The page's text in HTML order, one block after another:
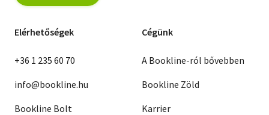
Elérhetőségek
+36 1 235 60 70
info@bookline.hu
Bookline Bolt
Cégünk
A Bookline-ról bővebben
Bookline Zöld
Karrier